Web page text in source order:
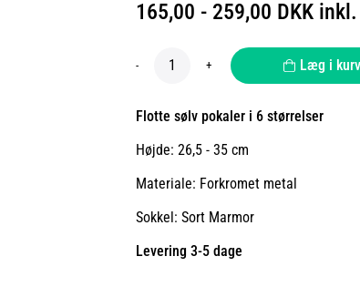
165,00 - 259,00 DKK
- + Læg i kurv
Flotte sølv pokaler i 6 størrelser
Højde: 26,5 - 35 cm
Materiale: Forkromet metal
Sokkel: Sort Marmor
Levering 3-5 dage